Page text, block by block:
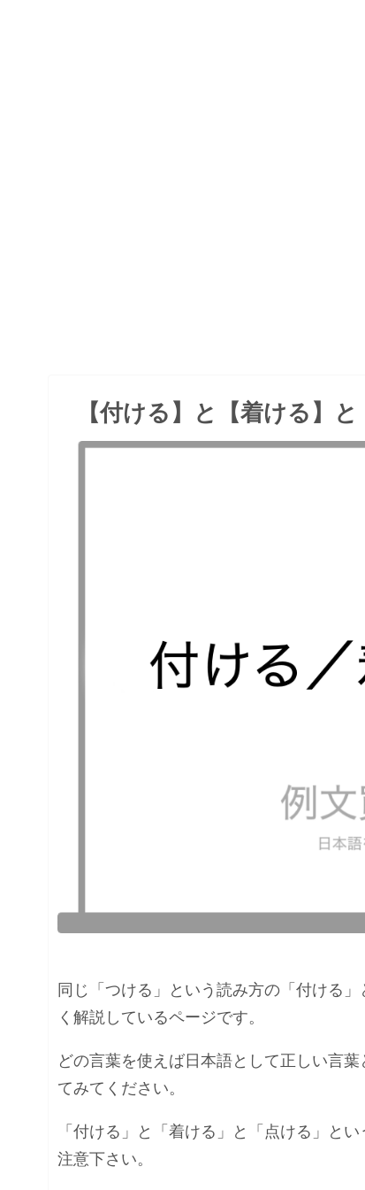
【付ける】と【着ける】
同じ「つける」という読み方の「付ける
く解説しているページです。
どの言葉を使えば日本語として正しい言
てみてください。
「付ける」と「着ける」と「点ける」と
注意下さい。